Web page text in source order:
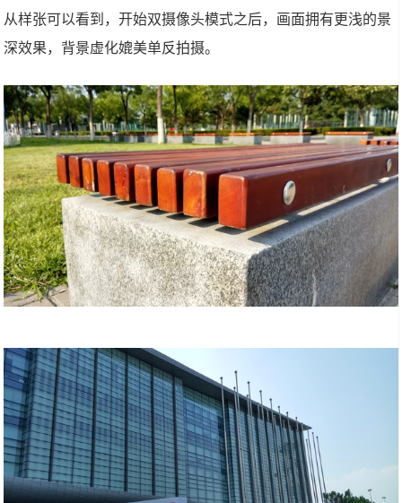
从样张可以看到，开始双摄像头模式之后，画面拥有更浅的景
深效果，背景虚化媲美单反拍摄。